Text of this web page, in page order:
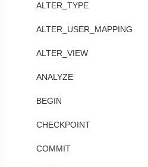
ALTER_TYPE
ALTER_USER_MAPPING
ALTER_VIEW
ANALYZE
BEGIN
CHECKPOINT
COMMIT